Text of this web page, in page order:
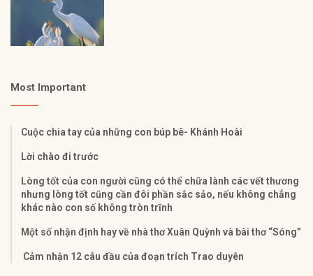
Most Important
Cuộc chia tay của những con búp bê- Khánh Hoài
Lời chào đi trước
Lòng tốt của con người cũng có thể chữa lành các vết thương
nhưng lòng tốt cũng cần đôi phần sắc sảo, nếu không chẳng
khác nào con số không tròn trĩnh
Một số nhận định hay về nhà thơ Xuân Quỳnh và bài thơ “Sóng”
Cảm nhận 12 câu đầu của đoạn trích Trao duyên